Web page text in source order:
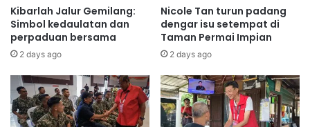
p
a
d
M
u
s
t
h
D
U
N
i
n
g
g
Kibarlah Jalur Gemilang:
Simbol kedaulatan dan
perpaduan bersama
2 days ago
Nicole Tan turun padang
dengar isu setempat di
Taman Permai Impian
2 days ago